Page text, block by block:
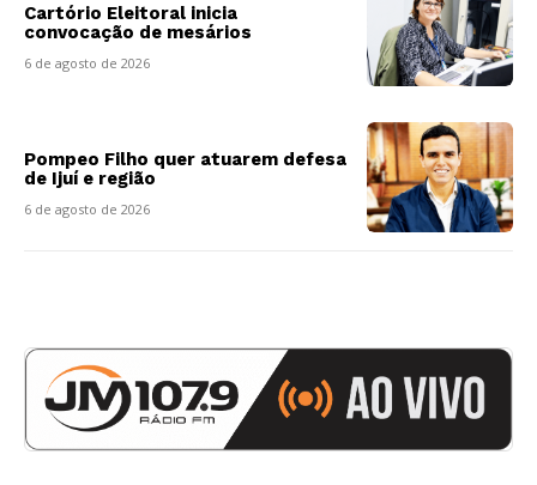
Cartório Eleitoral inicia
convocação de mesários
6 de agosto de 2026
Pompeo Filho quer atuarem defesa
de Ijuí e região
6 de agosto de 2026